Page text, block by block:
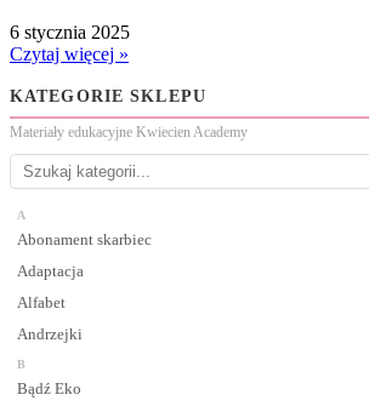
6 stycznia 2025
Czytaj więcej »
KATEGORIE SKLEPU
Materiały edukacyjne Kwiecien Academy
A
Abonament skarbiec
Adaptacja
Alfabet
Andrzejki
B
Bądź Eko